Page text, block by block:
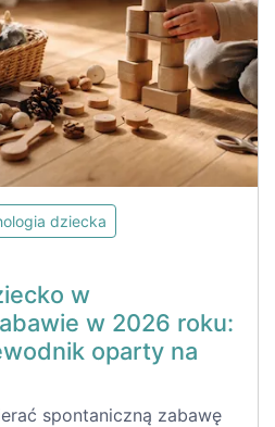
dziecka
w
w 2026 roku:
oparty na
spontaniczną zabawę